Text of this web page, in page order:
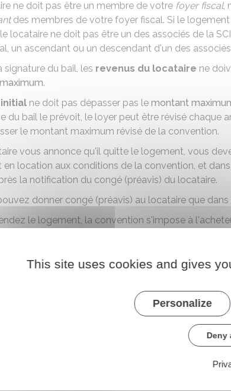
ne doit pas être un membre de votre foyer fiscal,
des membres de votre foyer fiscal. Si le logement
locataire ne doit pas être un des associés de la
un ascendant ou un descendant d'un des associés
signature du bail, les revenus du locataire ne
.
ne doit pas dépasser pas le montant
du bail le prévoit, le loyer peut être révisé chaque
le montant maximum révisé de la convention.
vous annonce qu'il quitte le logement, vous
en location aux conditions de la convention, et
la notification du congé (préavis) du locataire.
donner congé (préavis) au locataire que dans
le logement, la convention s'impose à
doivent être indiqués dans l'acte de vente
vous sanctionner (amende).
Anah , vous ne pouvez augmenter le loyer
du bail
après le départ du locataire
sont accordées des aides en cas
This site uses cookies and gives
Personalize
Deny